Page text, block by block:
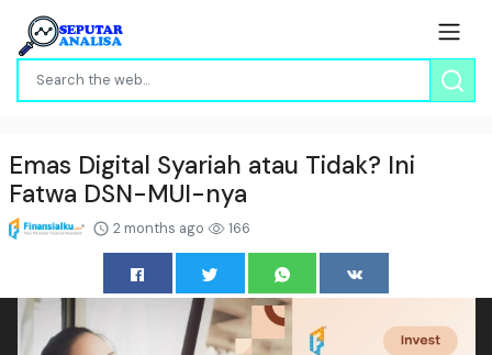
Emas Digital Syariah atau Tidak? Ini
Fatwa DSN-MUI-nya
2 months ago 166